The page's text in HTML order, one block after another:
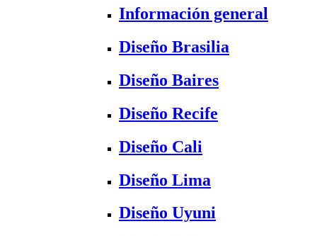
Información general
Diseño Brasilia
Diseño Baires
Diseño Recife
Diseño Cali
Diseño Lima
Diseño Uyuni